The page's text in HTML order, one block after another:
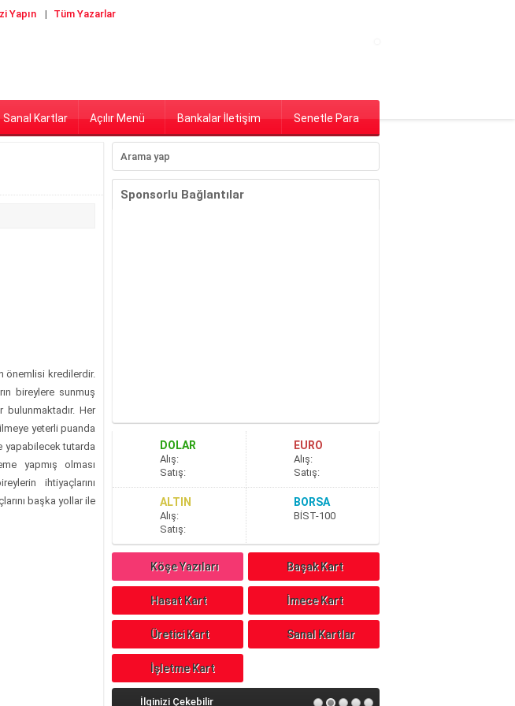
Yapın Tüm Yazarlar
Sanal Kartlar Açılır Menü Bankalar İletişim Senetle Para
önemlisi kredilerdir.
bireylere sunmuş
Her
yeterli puanda
yapabilecek tutarda
yapmış olması
ihtiyaçlarını
başka yollar ile
Sponsorlu Bağlantılar
DOLAR
Alış:
Satış:
EURO
Alış:
Satış:
ALTIN
Alış:
Satış:
BORSA
BİST-100
Köşe Yazıları Başak Kart
Hasat Kart İmece Kart
Üretici Kart Sanal Kartlar
İşletme Kart
İlginizi Çekebilir